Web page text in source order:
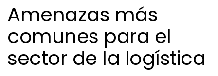
Amenazas más
comunes para el
sector de la logística